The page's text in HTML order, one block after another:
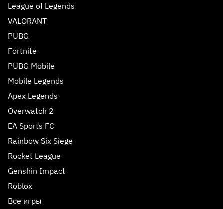
League of Legends
VALORANT
PUBG
Fortnite
PUBG Mobile
Mobile Legends
Apex Legends
Overwatch 2
EA Sports FC
Rainbow Six Siege
Rocket League
Genshin Impact
Roblox
Все игры